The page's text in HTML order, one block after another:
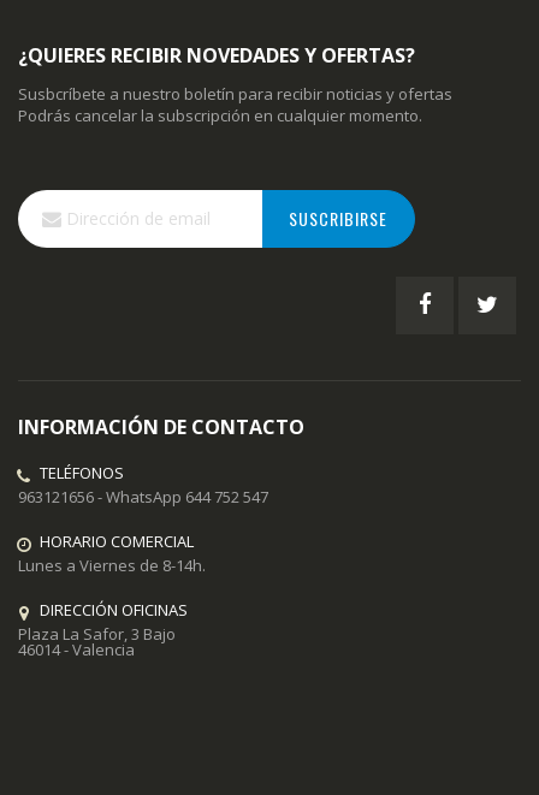
¿QUIERES RECIBIR NOVEDADES Y OFERTAS?
Susbcríbete a nuestro boletín para recibir noticias y ofertas
Podrás cancelar la subscripción en cualquier momento.
Inscríbase
a
nuestro
SUSCRIBIRSE
INFORMACIÓN DE CONTACTO
TELÉFONOS
963121656 - WhatsApp 644 752 547
HORARIO COMERCIAL
Lunes a Viernes de 8-14h.
DIRECCIÓN OFICINAS
Plaza La Safor, 3 Bajo
46014 - Valencia